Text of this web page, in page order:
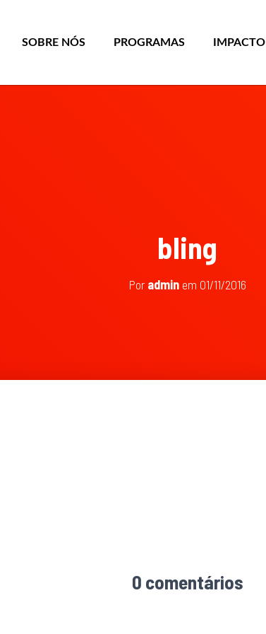
SOBRE NÓS PROGRAMAS IMPACTO
bling
Por adminem 01/11/2016
0 comentários